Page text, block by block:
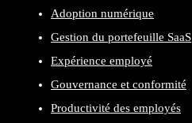
Adoption numérique
Gestion du portefeuille SaaS
Expérience employé
Gouvernance et conformité
Productivité des employés